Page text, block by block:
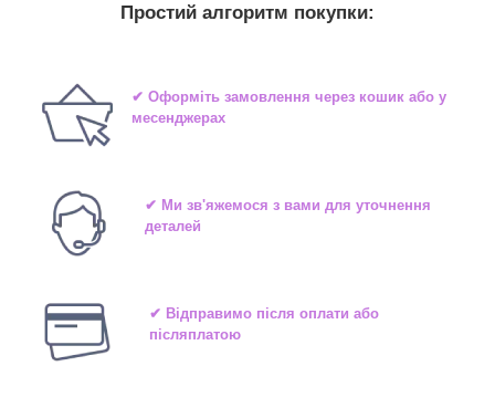
Простий алгоритм покупки:
✔ Оформіть замовлення через кошик або у
месенджерах
✔ Ми зв'яжемося з вами для уточнення
деталей
✔ Відправимо після оплати або
післяплатою